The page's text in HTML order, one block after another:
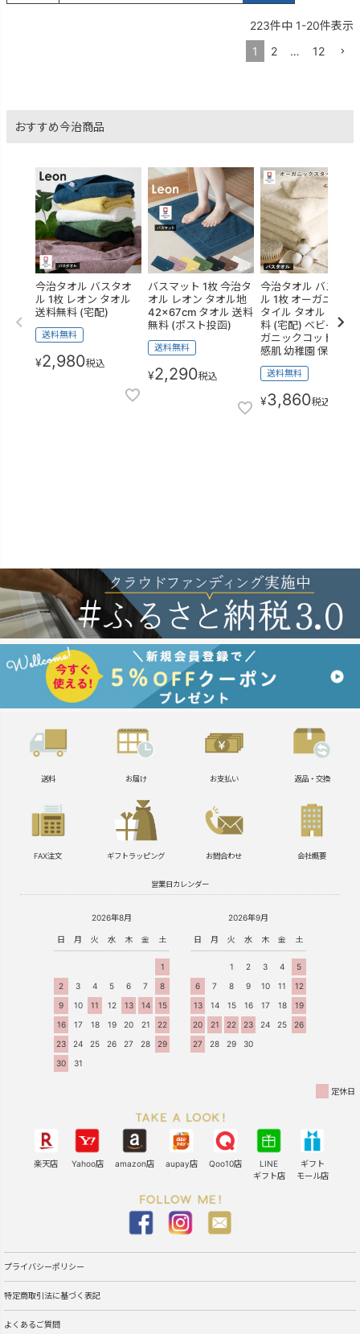
223件中 1-20件表示
1
2 … 12
おすすめ今治商品
今治タオル バスタオ
ル 1枚 レオン タオル
送料無料 (宅配)
送料無料
¥2,980税込
バスマット 1枚 今治タ
オル レオン タオル地
42×67cm タオル 送料
無料 (ポスト投函)
送料無料
¥2,290税込
今治タオル バスタオ
ル 1枚 オーガニック
タイル タオル 送料無
料 (宅配) ベビー オー
ガニックコットン 敏
感肌 幼稚園 保育園
送料無料
¥3,860税込
送料 お届け お支払い 返品・交換
FAX注文 ギフトラッピング お問合わせ 会社概要
営業日カレンダー
2026年8月
日 月 火 水 木 金 土
1
2
3 4 5 6 7
8
9
10 11 12 13 14
15
16
17 18 19 20 21
22
23
24 25 26 27 28
29
30
31
2026年9月
日 月 火 水 木 金 土
1 2 3 4
5
6
7 8 9 10 11
12
13
14 15 16 17 18
19
20
21 22 23 24 25
26
27
28 29 30
定休日
楽天店 Yahoo店 amazon店 aupay店 Qoo10店
LINE
ギフト店
ギフト
モール店
プライバシーポリシー
特定商取引法に基づく表記
よくあるご質問